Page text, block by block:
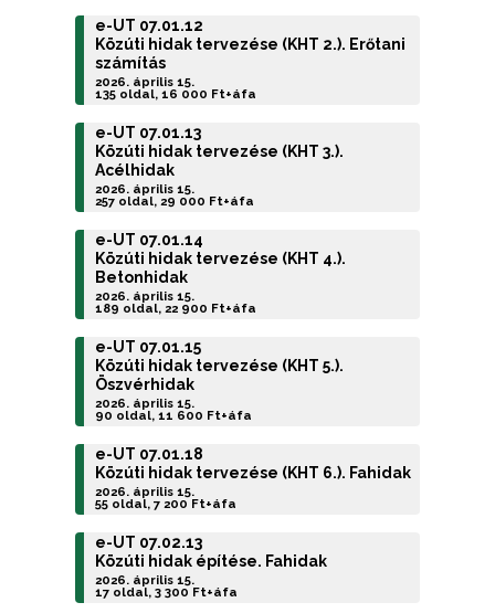
e-UT 07.01.12
Közúti hidak tervezése (KHT 2.). Erőtani
számítás
2026. április 15.
135 oldal, 16 000 Ft+áfa
e-UT 07.01.13
Közúti hidak tervezése (KHT 3.).
Acélhidak
2026. április 15.
257 oldal, 29 000 Ft+áfa
e-UT 07.01.14
Közúti hidak tervezése (KHT 4.).
Betonhidak
2026. április 15.
189 oldal, 22 900 Ft+áfa
e-UT 07.01.15
Közúti hidak tervezése (KHT 5.).
Öszvérhidak
2026. április 15.
90 oldal, 11 600 Ft+áfa
e-UT 07.01.18
Közúti hidak tervezése (KHT 6.). Fahidak
2026. április 15.
55 oldal, 7 200 Ft+áfa
e-UT 07.02.13
Közúti hidak építése. Fahidak
2026. április 15.
17 oldal, 3 300 Ft+áfa